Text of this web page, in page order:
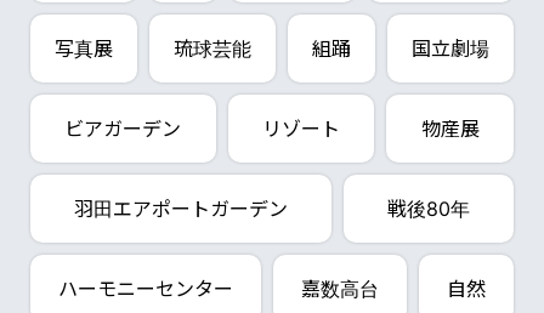
写真展 琉球芸能 組踊 国立劇場
ビアガーデン リゾート 物産展
羽田エアポートガーデン 戦後80年
ハーモニーセンター 嘉数高台 自然